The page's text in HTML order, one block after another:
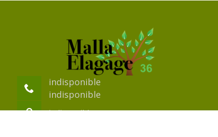
indisponible
indisponible
indisponible